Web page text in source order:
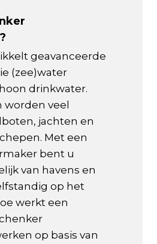
geavanceerde
(zee)water
drinkwater.
worden veel
jachten en
Met een
bent u
van havens en
op het
werkt een
op basis van